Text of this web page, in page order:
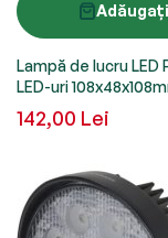
Lampă de lucru LED
LED-uri
142,00 Lei